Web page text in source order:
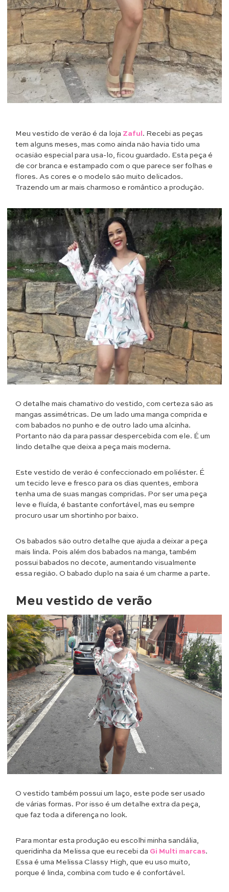
Meu vestido de verão é da loja Zaful . Recebi as peças
tem alguns meses, mas como ainda não havia tido uma
ocasião especial para usa-lo, ficou guardado. Esta peça é
de cor branca e estampado com o que parece ser folhas e
flores. As cores e o modelo são muito delicados.
Trazendo um ar mais charmoso e romântico a produção.
O detalhe mais chamativo do vestido, com certeza são as
mangas assimétricas. De um lado uma manga comprida e
com babados no punho e de outro lado uma alcinha.
Portanto não da para passar despercebida com ele. É um
lindo detalhe que deixa a peça mais moderna.
Este vestido de verão é confeccionado em poliéster. É
um tecido leve e fresco para os dias quentes, embora
tenha uma de suas mangas compridas. Por ser uma peça
leve e fluída, é bastante confortável, mas eu sempre
procuro usar um shortinho por baixo.
Os babados são outro detalhe que ajuda a deixar a peça
mais linda. Pois além dos babados na manga, também
possui babados no decote, aumentando visualmente
essa região. O babado duplo na saia é um charme a parte.
Meu vestido de verão
O vestido também possui um laço, este pode ser usado
de várias formas. Por isso é um detalhe extra da peça,
que faz toda a diferença no look.
Para montar esta produção eu escolhi minha sandália,
queridinha da Melissa que eu recebi da Gi Multi marcas.
Essa é uma Melissa Classy High, que eu uso muito,
porque é linda, combina com tudo e é confortável.